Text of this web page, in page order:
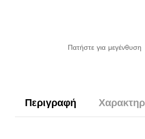
Πατήστε για μεγένθυση
Περιγραφή